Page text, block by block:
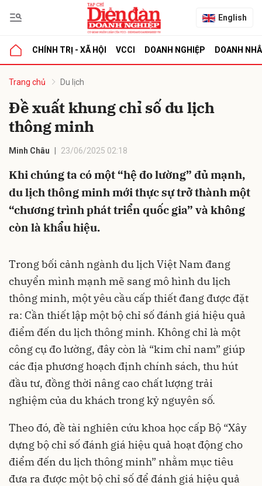
English
CHÍNH TRỊ - XÃ HỘI VCCI DOANH NGHIỆP DOANH
Trang chủ Du lịch
Đề xuất khung chỉ số du lịch
thông minh
Minh Châu 23/06/2025 02:18
Khi chúng ta có một “hệ đo lường” đủ mạnh,
du lịch thông minh mới thực sự trở thành một
“chương trình phát triển quốc gia” và không
còn là khẩu hiệu.
Trong bối cảnh ngành du lịch Việt Nam đang
chuyển mình mạnh mẽ sang mô hình du lịch
thông minh, một yêu cầu cấp thiết đang được đặt
ra: Cần thiết lập một bộ chỉ số đánh giá hiệu quả
điểm đến du lịch thông minh. Không chỉ là một
công cụ đo lường, đây còn là “kim chỉ nam” giúp
các địa phương hoạch định chính sách, thu hút
đầu tư, đồng thời nâng cao chất lượng trải
nghiệm của du khách trong kỷ nguyên số.
Theo đó, đề tài nghiên cứu khoa học cấp Bộ “Xây
dựng bộ chỉ số đánh giá hiệu quả hoạt động cho
điểm đến du lịch thông minh” nhằm mục tiêu
đưa ra được một bộ chỉ số để đánh giá hiệu quả
luận
Hủy